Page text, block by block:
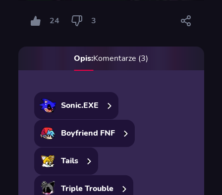
24 3
Opis:Komentarze (3)
Sonic.EXE
Boyfriend FNF
Tails
Triple Trouble